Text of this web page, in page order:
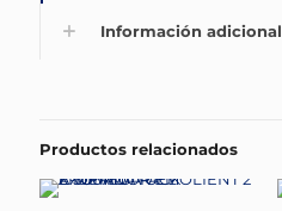
Información adicional
Productos relacionados